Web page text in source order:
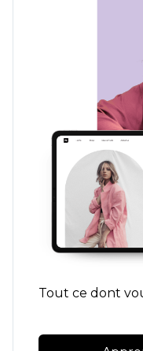
Tout ce dont